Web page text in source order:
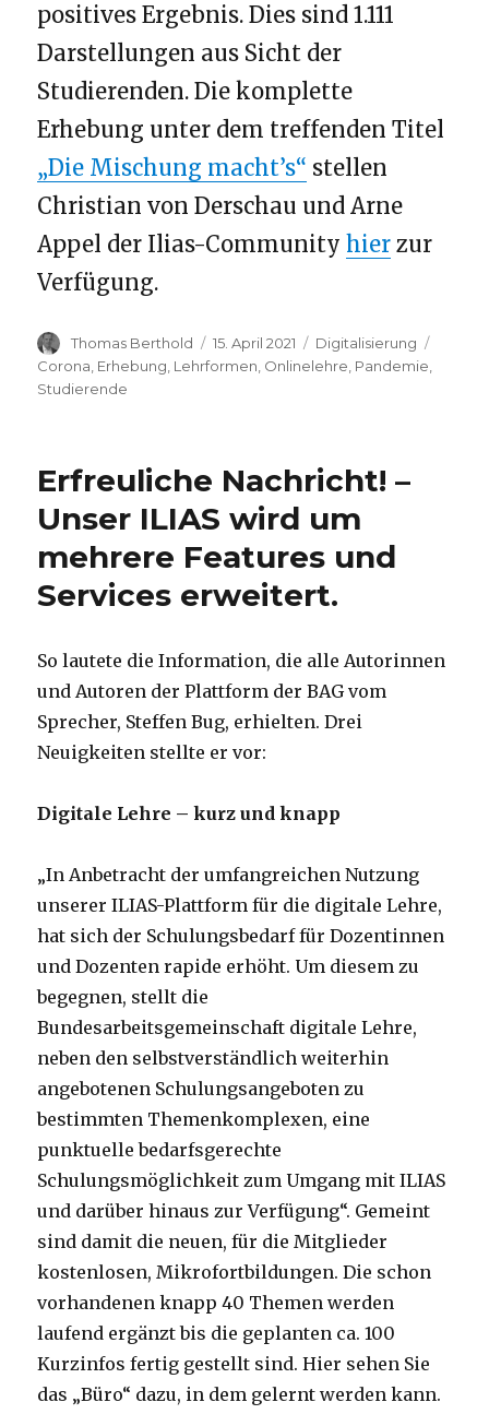
positives Ergebnis. Dies sind 1.111
Darstellungen aus Sicht der
Studierenden. Die komplette
Erhebung unter dem treffenden Titel
„Die Mischung macht’s“ stellen
Christian von Derschau und Arne
Appel der Ilias-Communityhier zur
Verfügung.
Autor
Thomas Berthold
Veröffentlicht
am
15. April 2021 Kategorien
Digitalisierung
Corona Erhebung Lehrformen Onlinelehre Pandemie
Studierende
Erfreuliche Nachricht! –
Unser ILIAS wird um
mehrere Features und
Services erweitert.
So lautete die Information, die alle Autorinnen
und Autoren der Plattform der BAG vom
Sprecher, Steffen Bug, erhielten. Drei
Neuigkeiten stellte er vor:
Digitale Lehre – kurz und knapp
„In Anbetracht der umfangreichen Nutzung
unserer ILIAS-Plattform für die digitale Lehre,
hat sich der Schulungsbedarf für Dozentinnen
und Dozenten rapide erhöht. Um diesem zu
begegnen, stellt die
Bundesarbeitsgemeinschaft digitale Lehre,
neben den selbstverständlich weiterhin
angebotenen Schulungsangeboten zu
bestimmten Themenkomplexen, eine
punktuelle bedarfsgerechte
Schulungsmöglichkeit zum Umgang mit ILIAS
und darüber hinaus zur Verfügung“. Gemeint
sind damit die neuen, für die Mitglieder
kostenlosen, Mikrofortbildungen. Die schon
vorhandenen knapp 40 Themen werden
laufend ergänzt bis die geplanten ca. 100
Kurzinfos fertig gestellt sind. Hier sehen Sie
das „Büro“ dazu, in dem gelernt werden kann.